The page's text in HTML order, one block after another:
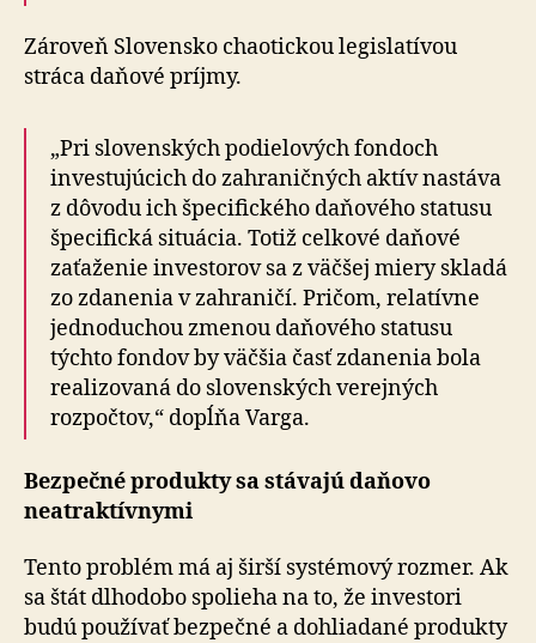
Zároveň Slovensko chaotickou legislatívou
stráca daňové príjmy.
„Pri slovenských podielových fondoch
investujúcich do zahraničných aktív nastáva
z dôvodu ich špecifického daňového statusu
špecifická situácia. Totiž celkové daňové
zaťaženie investorov sa z väčšej miery skladá
zo zdanenia v zahraničí. Pričom, relatívne
jednoduchou zmenou daňového statusu
týchto fondov by väčšia časť zdanenia bola
realizovaná do slovenských verejných
rozpočtov,“ dopĺňa Varga.
Bezpečné produkty sa stávajú daňovo
neatraktívnymi
Tento problém má aj širší systémový rozmer. Ak
sa štát dlhodobo spolieha na to, že investori
budú používať bez­peč­né a dohliadané produkty